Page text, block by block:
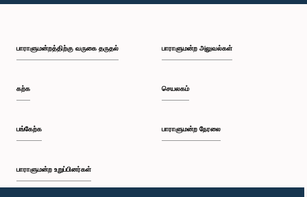
பாராளுமன்றத்திற்கு வருகை தருதல்
கற்க
பங்கேற்க
பாராளுமன்ற உறுப்பினர்கள்
பாராளுமன்ற அலுவல்கள்
செயலகம்
பாராளுமன்ற நேரலை